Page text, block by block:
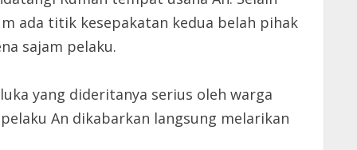
ada titik kesepakatan kedua belah pihak
sajam pelaku.
yang dideritanya serius oleh warga
An dikabarkan langsung melarikan